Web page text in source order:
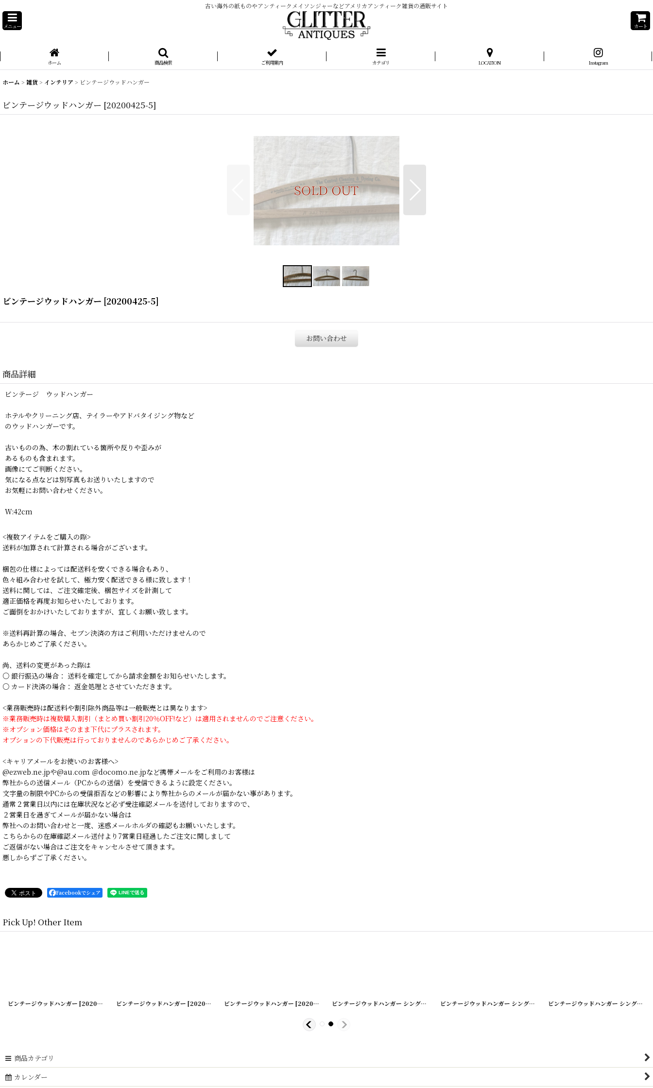
古い海外の紙ものやアンティークメイソンジャーなどアメリカアンティーク雑貨の通販サイト
メニュー カート
ホーム 商品検索 ご利用案内 カテゴリ LOCATION Instagram
ホーム > 雑貨> インテリア > ビンテージウッドハンガー
ビンテージウッドハンガー [20200425-5]
ビンテージウッドハンガー [20200425-5]
お問い合わせ
商品詳細
ビンテージ ウッドハンガー
ホテルやクリーニング店、テイラーやアドバタイジング物など
のウッドハンガーです。
古いものの為、木の割れている箇所や反りや歪みが
あるものも含まれます。
画像にてご判断ください。
気になる点などは別写真もお送りいたしますので
お気軽にお問い合わせください。
W:42cm
<複数アイテムをご購入の際>
送料が加算されて計算される場合がございます。
梱包の仕様によっては配送料を安くできる場合もあり、
色々組み合わせを試して、極力安く配送できる様に致します！
送料に関しては、ご注文確定後、梱包サイズを計測して
適正価格を再度お知らせいたしております。
ご面倒をおかけいたしておりますが、宜しくお願い致します。
※送料再計算の場合、セブン決済の方はご利用いただけませんので
あらかじめご了承ください。
尚、送料の変更があった際は
○ 銀行振込の場合： 送料を確定してから請求金額をお知らせいたします。
○ カード決済の場合： 返金処理とさせていただきます。
<業務販売時は配送料や割引除外商品等は一般販売とは異なります>
※業務販売時は複数購入割引（まとめ買い割引20％OFF!など）は適用されませんのでご注意ください。
※オプション価格はそのまま下代にプラスされます。
オプションの下代販売は行っておりませんのであらかじめご了承ください。
<キャリアメールをお使いのお客様へ>
@ezweb.ne.jpや@au.com ＠docomo.ne.jpなど携帯メールをご利用のお客様は
弊社からの送信メール（PCからの送信）を受信できるように設定ください。
文字量の制限やPCからの受信拒否などの影響により弊社からのメールが届かない事があります。
通常２営業日以内には在庫状況など必ず受注確認メールを送付しておりますので、
２営業日を過ぎてメールが届かない場合は
弊社へのお問い合わせと一度、迷惑メールホルダの確認もお願いいたします。
こちらからの在庫確認メール送付より7営業日経過したご注文に関しまして
ご返信がない場合はご注文をキャンセルさせて頂きます。
悪しからずご了承ください。
Facebookでシェア
Pick Up! Other Item
]
ビンテージウッドハンガー [20200425-6 ]
ビンテージウッドハンガー [20200425-7 ]
ビンテージウッドハンガー [20200425-8 ] ビンテージウッドハンガー シングル 20200425-9] ビンテージウッドハンガー シングル 20200425-10] ビンテージウッドハンガー シングル
商品カテゴリ
カレンダー